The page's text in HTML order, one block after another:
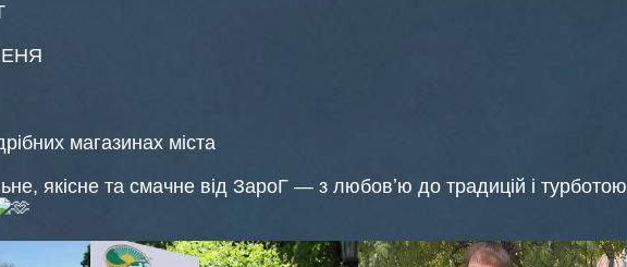
магазинах міста
якісне та смачне від ЗароГ — з любовʼю до традицій і турботою